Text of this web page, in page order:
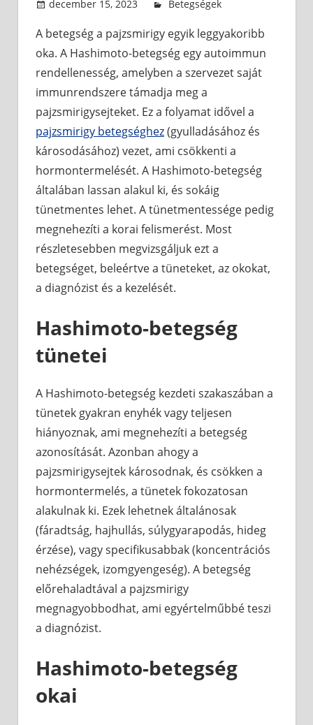
december 15, 2023 admin
Betegségek
A betegség a pajzsmirigy egyik leggyakoribb
oka. A Hashimoto-betegség egy autoimmun
rendellenesség, amelyben a szervezet saját
immunrendszere támadja meg a
pajzsmirigysejteket. Ez a folyamat idővel a
pajzsmirigy betegséghez(gyulladásához és
károsodásához) vezet, ami csökkenti a
hormontermelését. A Hashimoto-betegség
általában lassan alakul ki, és sokáig
tünetmentes lehet. A tünetmentessége pedig
megnehezíti a korai felismerést. Most
részletesebben megvizsgáljuk ezt a
betegséget, beleértve a tüneteket, az okokat,
a diagnózist és a kezelését.
Hashimoto-betegség
tünetei
A Hashimoto-betegség kezdeti szakaszában a
tünetek gyakran enyhék vagy teljesen
hiányoznak, ami megnehezíti a betegség
azonosítását. Azonban ahogy a
pajzsmirigysejtek károsodnak, és csökken a
hormontermelés, a tünetek fokozatosan
alakulnak ki. Ezek lehetnek általánosak
(fáradtság, hajhullás, súlygyarapodás, hideg
érzése), vagy specifikusabbak (koncentrációs
nehézségek, izomgyengeség). A betegség
előrehaladtával a pajzsmirigy
megnagyobbodhat, ami egyértelműbbé teszi
a diagnózist.
Hashimoto-betegség
okai